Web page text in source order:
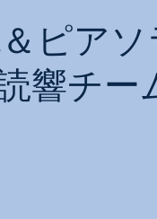
ピアソ
響チー